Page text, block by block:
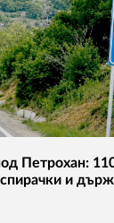
Петрохан:
и